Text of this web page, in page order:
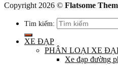
Copyright 2026 © Flatsome
Tìm kiếm:
XE ĐẠP
PHÂN LOẠI XE
Xe đạp đường